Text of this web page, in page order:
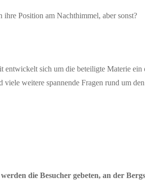
Position am Nachthimmel, aber sonst?
sich um die beteiligte Materie ein
viele weitere spannende Fragen rund um den
die Besucher gebeten, an der